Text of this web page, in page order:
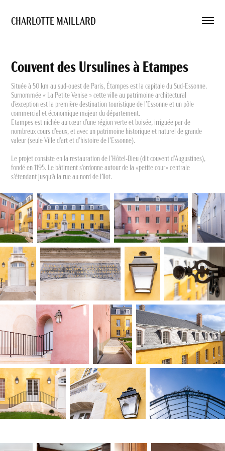
CHARLOTTE MAILLARD
Couvent des Ursulines à Etampes
Située à 50 km au sud-ouest de Paris, Étampes est la capitale du Sud-Essonne.
Surnommée « La Petite Venise » cette ville au patrimoine architectural
d’exception est la première destination touristique de l’Essonne et un pôle
commercial et économique majeur du département.
Etampes est nichée au cœur d’une région verte et boisée, irriguée par de
nombreux cours d’eaux, et avec un patrimoine historique et naturel de grande
valeur (seule Ville d’art et d’histoire de l’Essonne).
Le projet consiste en la restauration de l’Hôtel-Dieu (dit couvent d’Augustines),
fondé en 1195. Le bâtiment s’ordonne autour de la «petite cour» centrale